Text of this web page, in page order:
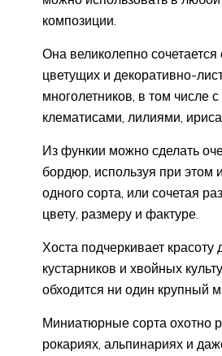
композиции.
Она великолепно
цветущих и декоративно-
многолетников, в том числе
клематисами, лилиями,
Из функии можно сделать
бордюр, используя при этом
одного сорта, или сочетая
цвету, размеру и фактуре.
Хоста подчеркивает красоту
кустарников и хвойных
обходится ни один крупный
Миниатюрные сорта охотно
рокариях, альпинариях и